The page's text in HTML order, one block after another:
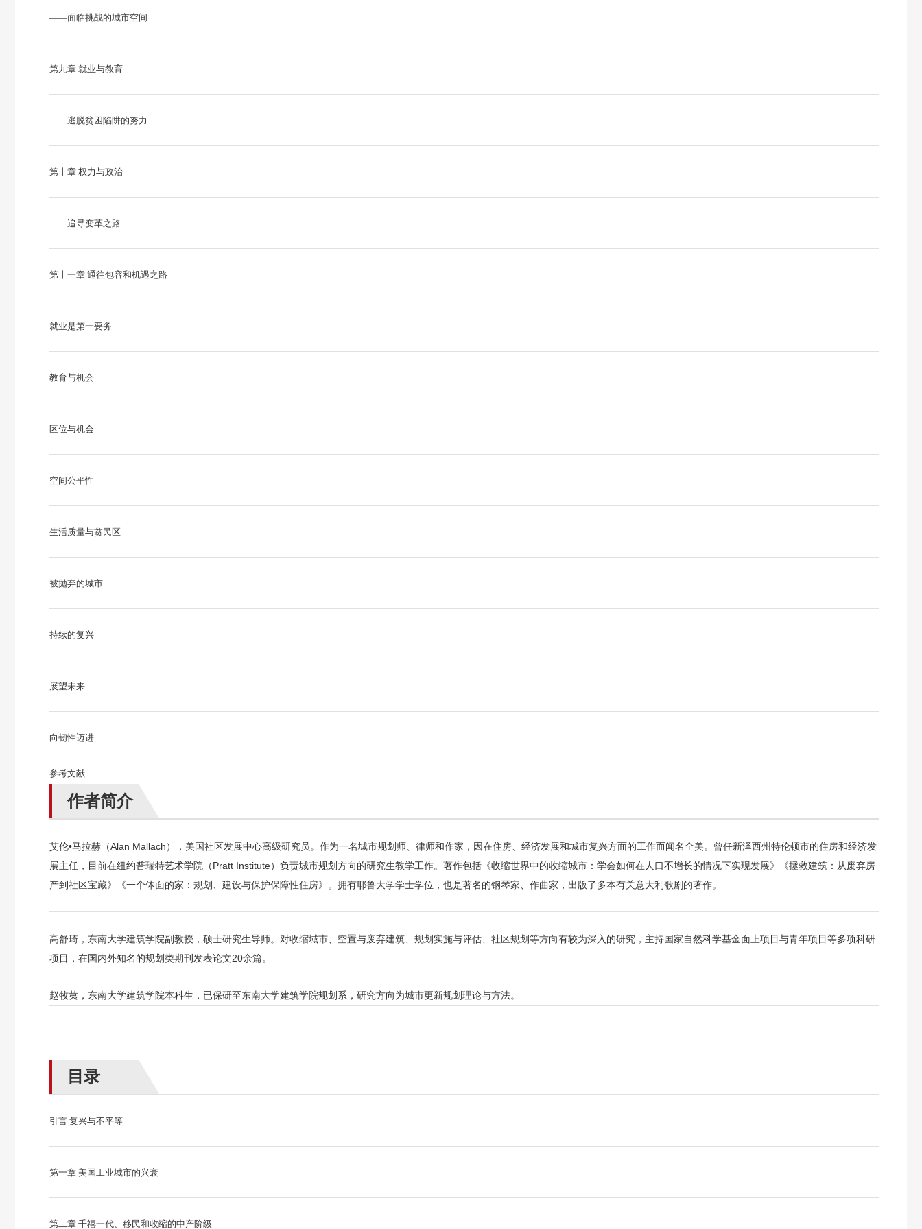
——面临挑战的城市空间
第九章 就业与教育
——逃脱贫困陷阱的努力
第十章 权力与政治
——追寻变革之路
第十一章 通往包容和机遇之路
就业是第一要务
教育与机会
区位与机会
空间公平性
生活质量与贫民区
被抛弃的城市
持续的复兴
展望未来
向韧性迈进
参考文献
作者简介
艾伦•马拉赫（Alan Mallach），美国社区发展中心高级研究员。作为一名城市规划师、律师和作家，因在住房、经济发展和城市复兴方面的工作而闻名全美。曾任新泽西州特伦顿市的住房和经济发
展主任，目前在纽约普瑞特艺术学院（Pratt Institute）负责城市规划方向的研究生教学工作。著作包括《收缩世界中的收缩城市：学会如何在人口不增长的情况下实现发展》《拯救建筑：从废弃房
产到社区宝藏》《一个体面的家：规划、建设与保护保障性住房》。拥有耶鲁大学学士学位，也是著名的钢琴家、作曲家，出版了多本有关意大利歌剧的著作。
高舒琦，东南大学建筑学院副教授，硕士研究生导师。对收缩域市、空置与废弃建筑、规划实施与评估、社区规划等方向有较为深入的研究，主持国家自然科学基金面上项目与青年项目等多项科研
项目，在国内外知名的规划类期刊发表论文20余篇。
赵牧荑，东南大学建筑学院本科生，已保研至东南大学建筑学院规划系，研究方向为城市更新规划理论与方法。
目录
引言 复兴与不平等
第一章 美国工业城市的兴衰
第二章 千禧一代、移民和收缩的中产阶级